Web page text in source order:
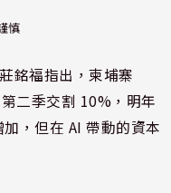
慎
銘福指出，柬埔寨
二季交割 10%，明年
，但在 AI 帶動的資本